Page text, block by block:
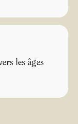
les âges